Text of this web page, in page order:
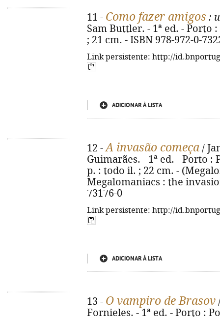
11 - Como fazer amigos :
Sam Buttler. - 1ª ed. - Porto
; 21 cm. - ISBN 978-972-0-
Link persistente: http://
ADICIONAR À LISTA
12 -A invasão começa /
Guimarães. - 1ª ed. - Porto :
p. : todo il. ; 22 cm. -
Megalomaniacs : the
73176-0
Link persistente: http://
ADICIONAR À LISTA
13 - O vampiro de Brasov
Fornieles. - 1ª ed. - Porto :